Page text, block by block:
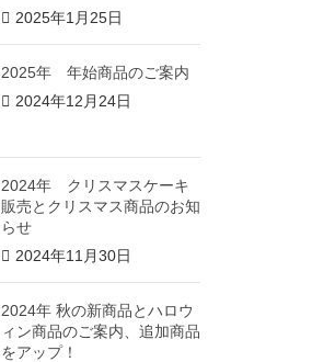
2025年1月25日
2025年 年始商品のご案内
2024年12月24日
2024年 クリスマスケーキ
販売とクリスマス商品のお知
らせ
2024年11月30日
2024年 秋の新商品とハロウ
ィン商品のご案内、追加商品
をアップ！